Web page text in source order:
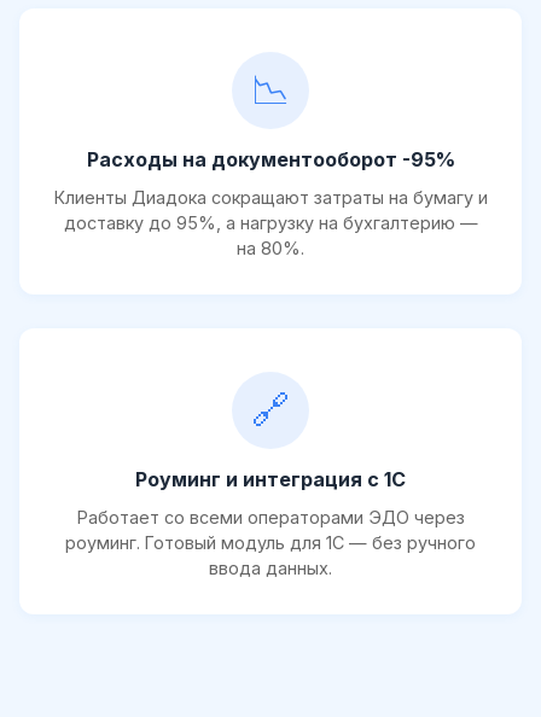
📉
Расходы на документооборот -95%
Клиенты Диадока сокращают затраты на бумагу и
доставку до 95%, а нагрузку на бухгалтерию —
на 80%.
🔗
Роуминг и интеграция с 1С
Работает со всеми операторами ЭДО через
роуминг. Готовый модуль для 1С — без ручного
ввода данных.